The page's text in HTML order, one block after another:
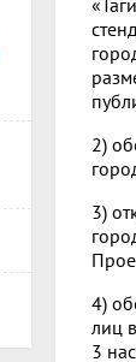
2)
3)
4)
лиц
3